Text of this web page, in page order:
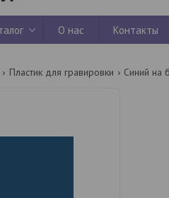
О нас Контакты
Пластик для гравировки Синий на